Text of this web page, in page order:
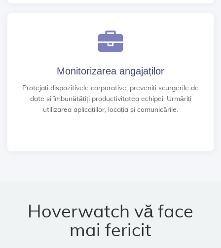
Monitorizarea angajaților
Protejați dispozitivele corporative, preveniți scurgerile de
date și îmbunătățiți productivitatea echipei. Urmăriți
utilizarea aplicațiilor, locația și comunicările.
Hoverwatch vă face
mai fericit